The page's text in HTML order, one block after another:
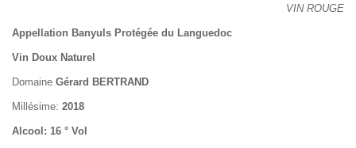
VIN ROUGE
Appellation Banyuls Protégée du Languedoc
Vin Doux Naturel
Domaine Gérard BERTRAND
Millésime: 2018
Alcool: 16 ° Vol